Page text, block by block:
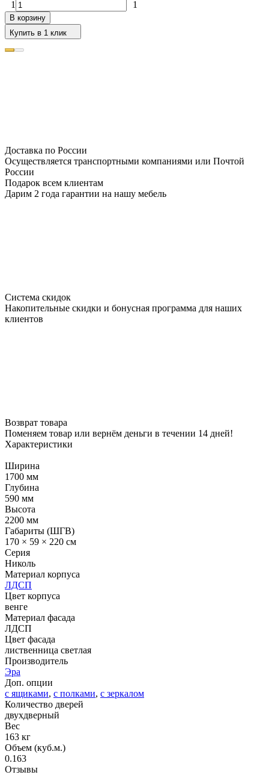
1 1
В корзину
Купить в 1 клик
Доставка по России
Осуществляется транспортными компаниями или Почтой
России
Подарок всем клиентам
Дарим 2 года гарантии на нашу мебель
Система скидок
Накопительные скидки и бонусная программа для наших
клиентов
Возврат товара
Поменяем товар или вернём деньги в течении 14 дней!
Характеристики
Ширина
1700 мм
Глубина
590 мм
Высота
2200 мм
Габариты (ШГВ)
170 × 59 × 220 см
Серия
Николь
Материал корпуса
ЛДСП
Цвет корпуса
венге
Материал фасада
ЛДСП
Цвет фасада
лиственница светлая
Производитель
Эра
Доп. опции
с ящиками, с полками, с зеркалом
Количество дверей
двухдверный
Вес
163 кг
Объем (куб.м.)
0.163
Отзывы